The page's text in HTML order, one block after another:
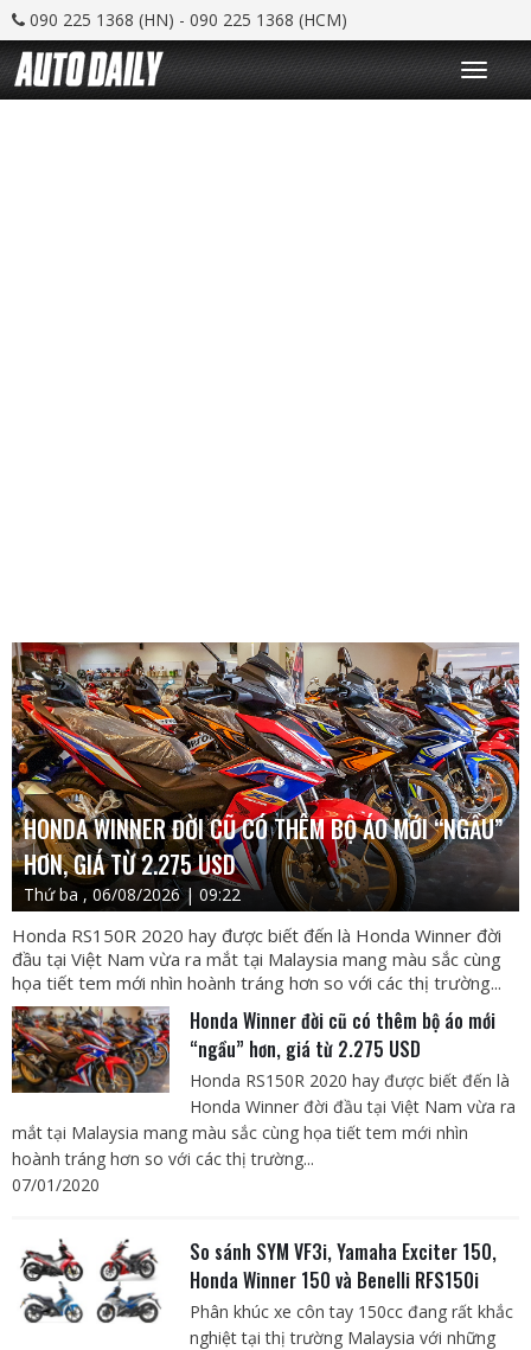
090 225 1368 (HN) - 090 225 1368 (HCM)
T
o
g
HONDA WINNER ĐỜI CŨ CÓ THÊM BỘ ÁO MỚI “NGẦU”
HƠN, GIÁ TỪ 2.275 USD
Thứ ba , 06/08/2026 | 09:22
Honda RS150R 2020 hay được biết đến là Honda Winner đời
đầu tại Việt Nam vừa ra mắt tại Malaysia mang màu sắc cùng
họa tiết tem mới nhìn hoành tráng hơn so với các thị trường...
Honda Winner đời cũ có thêm bộ áo mới
“ngầu” hơn, giá từ 2.275 USD
Honda RS150R 2020 hay được biết đến là
Honda Winner đời đầu tại Việt Nam vừa ra
mắt tại Malaysia mang màu sắc cùng họa tiết tem mới nhìn
hoành tráng hơn so với các thị trường...
07/01/2020
So sánh SYM VF3i, Yamaha Exciter 150,
Honda Winner 150 và Benelli RFS150i
Phân khúc xe côn tay 150cc đang rất khắc
nghiệt tại thị trường Malaysia với những